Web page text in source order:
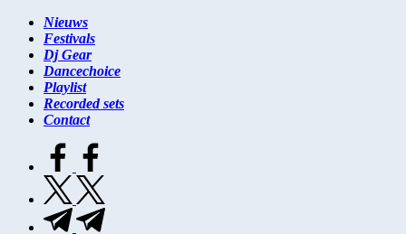
Nieuws
Festivals
Dj Gear
Dancechoice
Playlist
Recorded sets
Contact
facebook.com
twitter.com
t.me